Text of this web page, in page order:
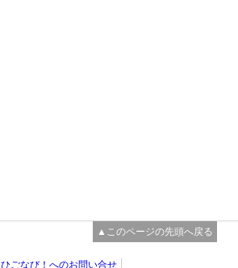
▲このページの先頭へ戻る
ひごなび！へのお問い合せ